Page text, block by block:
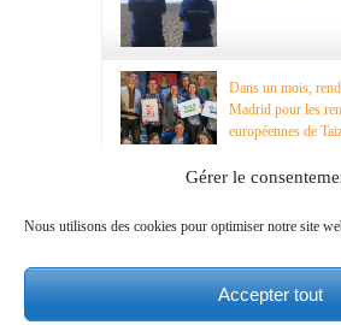
Gérer le
Nous utilisons des cookies pour optimiser notre site
Accepter tout
Dans un mois,
Madrid pour les
européennes de
Recherche